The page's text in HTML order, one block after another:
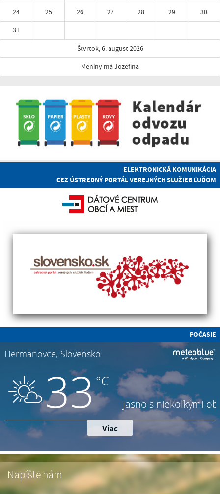
24
25 26 27 28 29
30
31
Štvrtok, 6. august 2026
Meniny má Jozefína
ELEKTRONICKÁ KOMUNIKÁCIA
CEZ ÚSTREDNÝ PORTÁL VEREJNÝCH SLUŽIEB ĽUĎOM
POČASIE
Napíšte nám